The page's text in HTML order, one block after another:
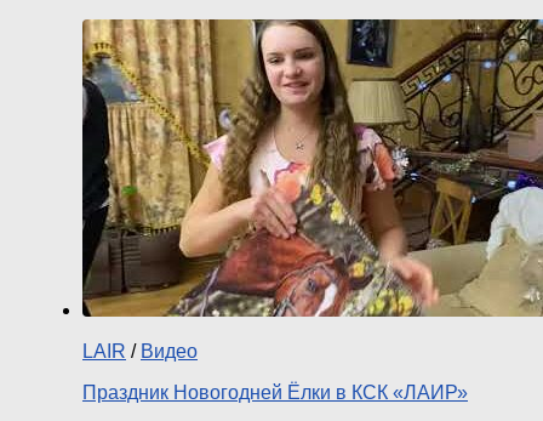
LAIR / Видео
Праздник Новогодней Ёлки в КСК «ЛАИР»